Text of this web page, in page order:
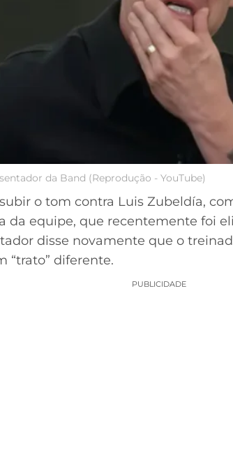
da Band (Reprodução - YouTube)
o tom contra Luis Zubeldía,
da equipe, que recentemente foi
disse novamente que o
“trato” diferente.
PUBLICIDADE